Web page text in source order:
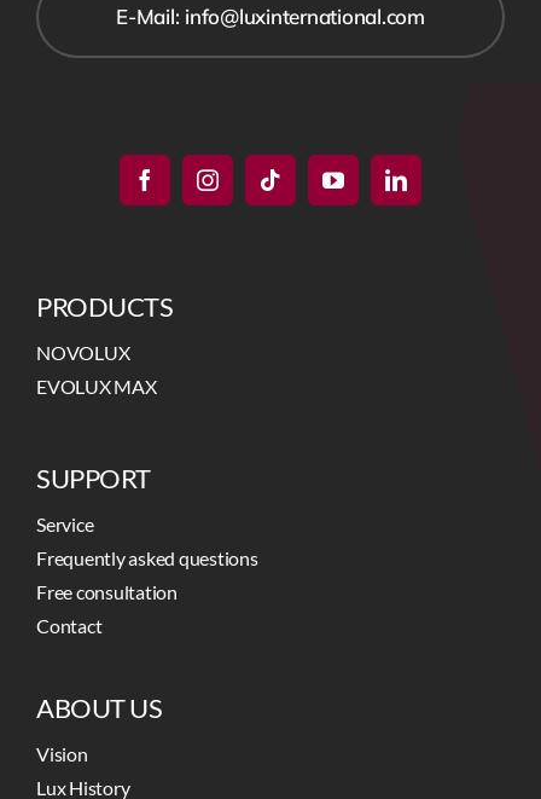
E-Mail: info@luxinternational.com
PRODUCTS
NOVOLUX
EVOLUX MAX
SUPPORT
Service
Frequently asked questions
Free consultation
Contact
ABOUT US
Vision
Lux History